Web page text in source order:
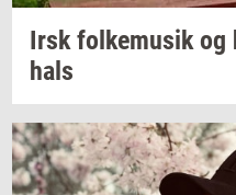
Irskfol­kemu­sikog
hals